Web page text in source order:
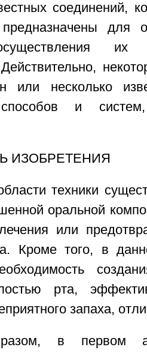
соединений,
для
или несколько
способов и
ИЗОБРЕТЕНИЯ
техники
оральной
или
Кроме того, в
рта,
запаха,
в первом